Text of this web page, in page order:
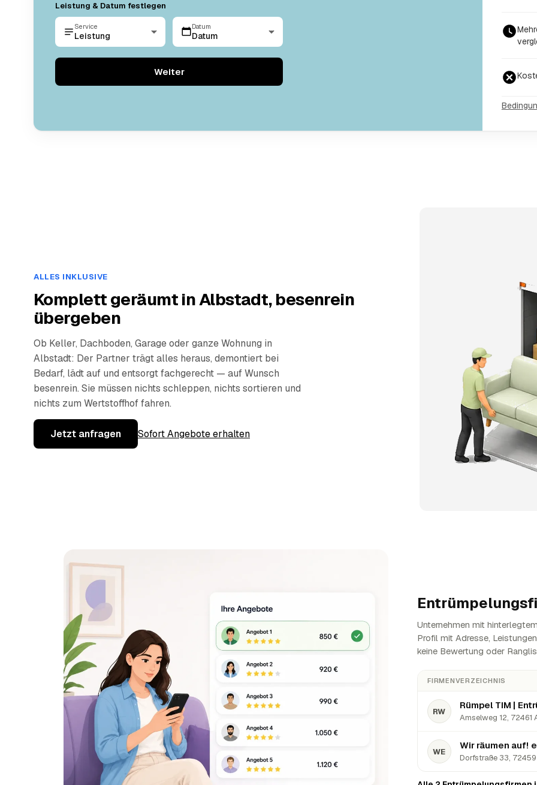
Leistung & Datum festlegen
Service
Leistung
Datum
Datum
Weiter
ALLES INKLUSIVE
Komplett geräumt in Albstadt, besenrein
übergeben
Ob Keller, Dachboden, Garage oder ganze Wohnung in
Albstadt: Der Partner trägt alles heraus, demontiert bei
Bedarf, lädt auf und entsorgt fachgerecht — auf Wunsch
besenrein. Sie müssen nichts schleppen, nichts sortieren und
nichts zum Wertstoffhof fahren.
Jetzt anfragen Sofort Angebote erhalten
Unternehmen mit
Profil mit Adresse,
keine Bewertung oder
FIRMENVERZEICHNIS
RW
Amselweg 12, 72461
WE
Dorfstraße 33,